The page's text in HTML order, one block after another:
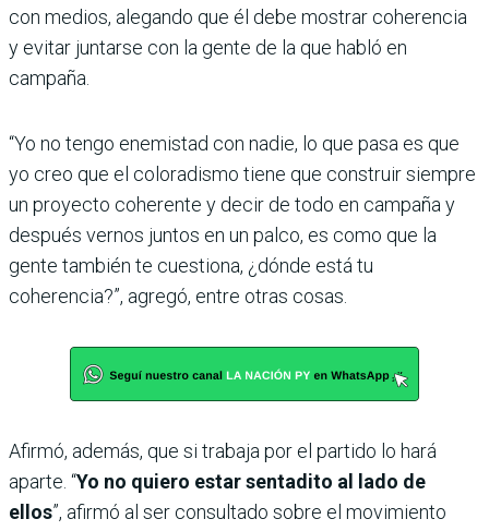
con medios, alegando que él debe mostrar coherencia
y evitar juntarse con la gente de la que habló en
campaña.
“Yo no tengo enemistad con nadie, lo que pasa es que
yo creo que el coloradismo tiene que construir siempre
un proyecto coherente y decir de todo en campaña y
después vernos juntos en un palco, es como que la
gente también te cuestiona, ¿dónde está tu
coherencia?”, agregó, entre otras cosas.
Afirmó, además, que si trabaja por el partido lo hará
aparte. “Yo no quiero estar sentadito al lado de
ellos”, afirmó al ser consultado sobre el movimiento